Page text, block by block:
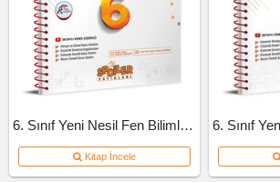
6. Sınıf Yeni Nesil Fen Bilimleri Defteri
Kitap İncele